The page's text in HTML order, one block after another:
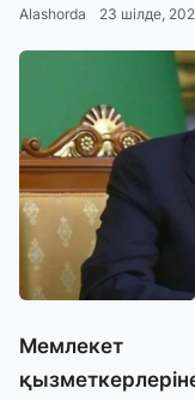
Alashorda 23 шілде,
Мемлекет